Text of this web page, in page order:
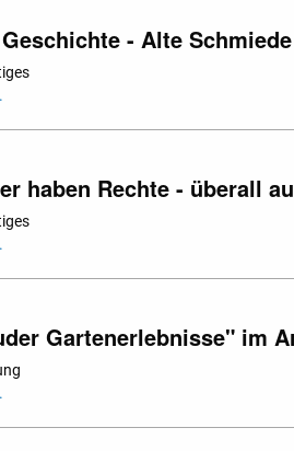
- Alte
haben Rechte - überall
Gartenerlebnisse" im